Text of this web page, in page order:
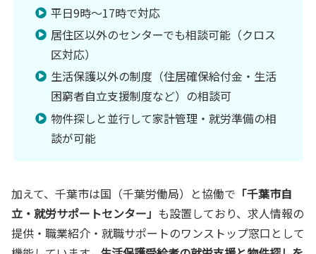
平日9時〜17時で対応
居住区以外のセンターでも相談可能（クロス
区対応）
生活保護以外の制度（住居確保給付金・生活
困窮者自立支援制度など）の相談可
物件探しと並行して家計管理・就労準備の相
談が可能
加えて、千葉市は国（千葉労働局）と協働で 「千葉市自
立・就労サポートセンター」 も設置しており、求人情報の
提供・職業紹介・就職サポートのワンストップ窓口として